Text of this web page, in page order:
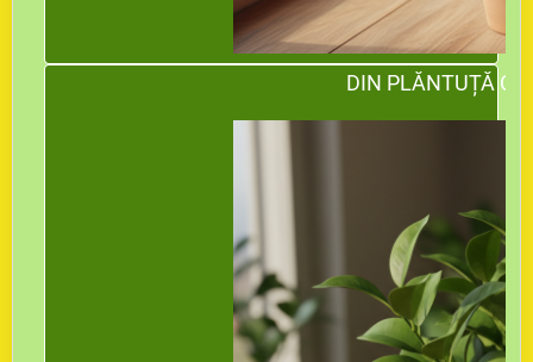
DIN PLĂNTUȚĂ